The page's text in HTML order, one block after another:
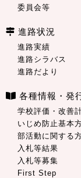
委員会等
進路状況
進路実績
進路シラバス
進路だより
各種情報・発
学校評価・改善
いじめ防止基本
部活動に関する
入札等結果
入札等募集
First Step